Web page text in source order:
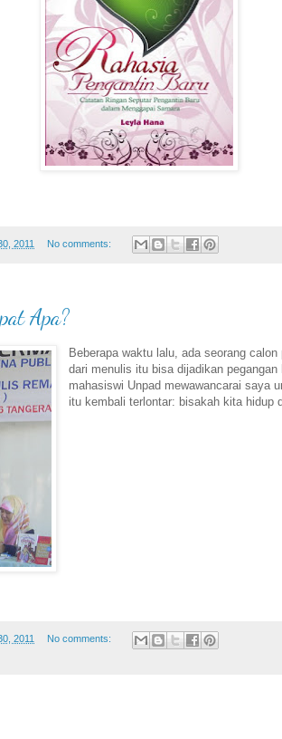
2011 No comments:
Apa?
Beberapa waktu lalu, ada seorang
dari menulis itu bisa dijadikan
mahasiswi Unpad mewawancarai saya
itu kembali terlontar: bisakah kita hidup
2011 No comments: